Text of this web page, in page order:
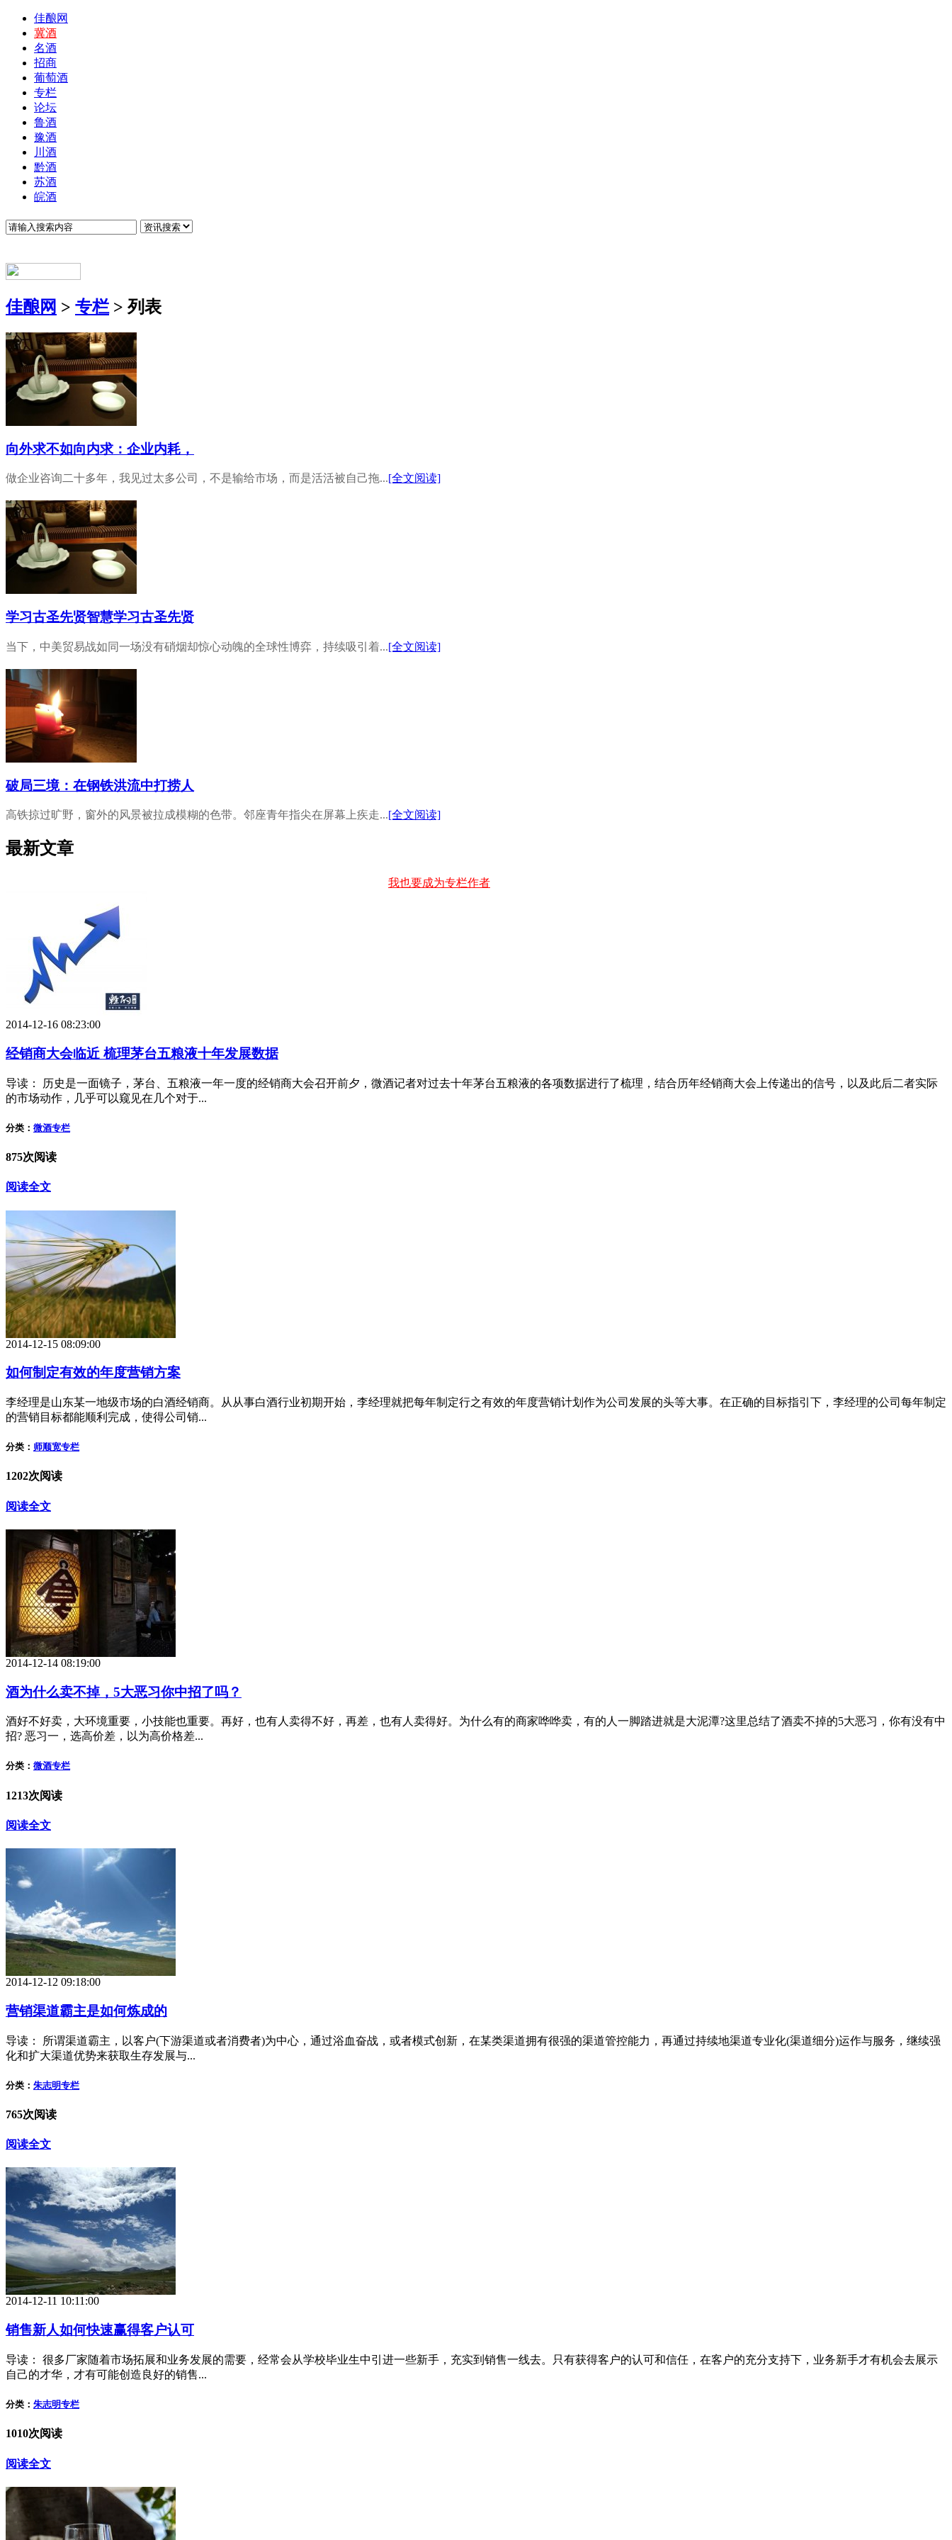
佳酿网
冀酒
名酒
招商
葡萄酒
专栏
论坛
鲁酒
豫酒
川酒
黔酒
苏酒
皖酒
佳酿网 > 专栏 > 列表
向外求不如向内求：企业内耗，
做企业咨询二十多年，我见过太多公司，不是输给市场，而是活活被自己拖...[全文阅读]
学习古圣先贤智慧学习古圣先贤
当下，中美贸易战如同一场没有硝烟却惊心动魄的全球性博弈，持续吸引着...[全文阅读]
破局三境：在钢铁洪流中打捞人
高铁掠过旷野，窗外的风景被拉成模糊的色带。邻座青年指尖在屏幕上疾走...[全文阅读]
最新文章
我也要成为专栏作者
2014-12-16 08:23:00
经销商大会临近 梳理茅台五粮液十年发展数据
导读： 历史是一面镜子，茅台、五粮液一年一度的经销商大会召开前夕，微酒记者对过去十年茅台五粮液的各项数据进行了梳理，结合历年经销商大会上传递出的信号，以及此后二者实际
的市场动作，几乎可以窥见在几个对于...
分类： 微酒专栏
875次阅读
阅读全文
2014-12-15 08:09:00
如何制定有效的年度营销方案
李经理是山东某一地级市场的白酒经销商。从从事白酒行业初期开始，李经理就把每年制定行之有效的年度营销计划作为公司发展的头等大事。在正确的目标指引下，李经理的公司每年制定
的营销目标都能顺利完成，使得公司销...
分类： 师顺宽专栏
1202次阅读
阅读全文
2014-12-14 08:19:00
酒为什么卖不掉，5大恶习你中招了吗？
酒好不好卖，大环境重要，小技能也重要。再好，也有人卖得不好，再差，也有人卖得好。为什么有的商家哗哗卖，有的人一脚踏进就是大泥潭?这里总结了酒卖不掉的5大恶习，你有没有中
招? 恶习一，选高价差，以为高价格差...
分类： 微酒专栏
1213次阅读
阅读全文
2014-12-12 09:18:00
营销渠道霸主是如何炼成的
导读： 所谓渠道霸主，以客户(下游渠道或者消费者)为中心，通过浴血奋战，或者模式创新，在某类渠道拥有很强的渠道管控能力，再通过持续地渠道专业化(渠道细分)运作与服务，继续强
化和扩大渠道优势来获取生存发展与...
分类： 朱志明专栏
765次阅读
阅读全文
2014-12-11 10:11:00
销售新人如何快速赢得客户认可
导读： 很多厂家随着市场拓展和业务发展的需要，经常会从学校毕业生中引进一些新手，充实到销售一线去。只有获得客户的认可和信任，在客户的充分支持下，业务新手才有机会去展示
自己的才华，才有可能创造良好的销售...
分类： 朱志明专栏
1010次阅读
阅读全文